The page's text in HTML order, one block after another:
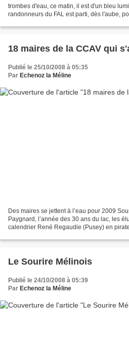
trombes d'eau, ce matin, il est d'un bleu
randonneurs du FAL est parti, dès l'aube,
18 maires de la CCAV qui
Publié le 25/10/2008 à 05:35
Par Echenoz la Méline
Des maires se jettent à l’eau pour 2009
Paygnard, l’année des 30 ans du lac, les
calendrier René Regaudie (Pusey) en
Le Sourire Mélinois
Publié le 24/10/2008 à 05:39
Par Echenoz la Méline